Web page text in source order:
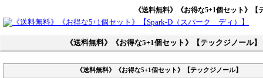
《送料無料》《お得な5+1個セット》【
《送料無料》《お得な5+1個セット》【テックジノール】
《送料無料》《お得な5+1個セット》【テックジノール】